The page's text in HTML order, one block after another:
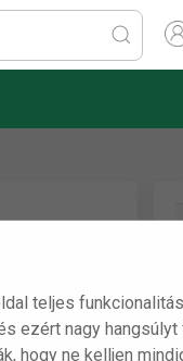
teljes
ezért nagy
ne kelljen
x